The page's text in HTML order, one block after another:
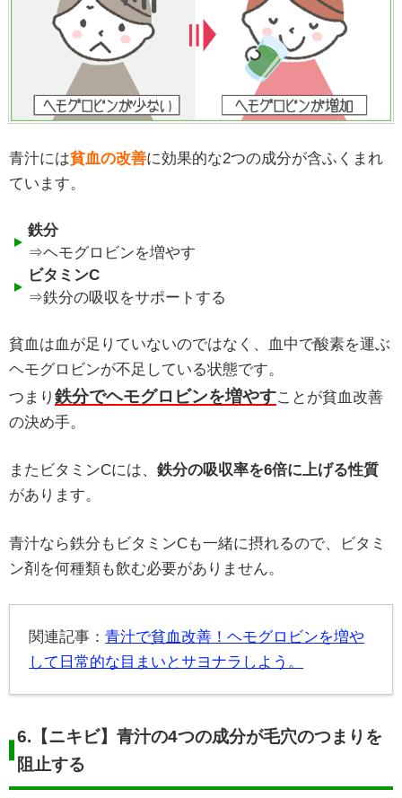
青汁には貧血の改善に効果的な2つの成分が含ふくまれ
ています。
鉄分
⇒ヘモグロビンを増やす
ビタミンC
⇒鉄分の吸収をサポートする
貧血は血が足りていないのではなく、血中で酸素を運ぶ
ヘモグロビンが不足している状態です。
つまり 鉄分でヘモグロビンを増やすことが貧血改善
の決め手。
またビタミンCには、 鉄分の吸収率を6倍に上げる性質
があります。
青汁なら鉄分もビタミンCも一緒に摂れるので、ビタミ
ン剤を何種類も飲む必要がありません。
関連記事：青汁で貧血改善！ヘモグロビンを増や
して日常的な目まいとサヨナラしよう。
6. 【ニキビ】青汁の4つの成分が毛穴のつまりを
阻止する